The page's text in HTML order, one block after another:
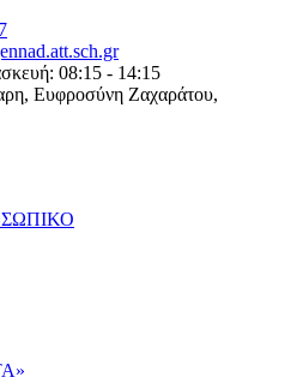
08:15 - 14:15
Ευφροσύνη Ζαχαράτου,